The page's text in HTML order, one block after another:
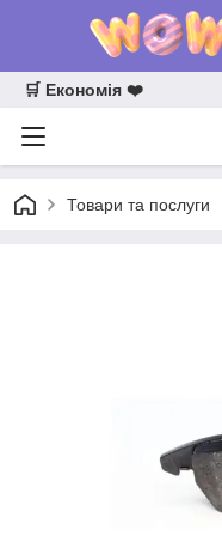
🛒 Економія ❤️
Товари та послуги